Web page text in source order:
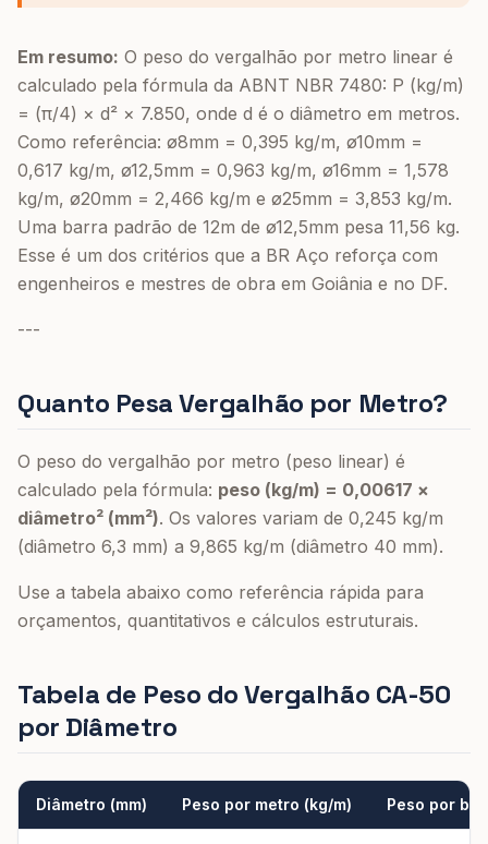
Em resumo: O peso do vergalhão por metro linear é
calculado pela fórmula da ABNT NBR 7480: P (kg/m)
= (π/4) × d² × 7.850, onde d é o diâmetro em metros.
Como referência: ø8mm = 0,395 kg/m, ø10mm =
0,617 kg/m, ø12,5mm = 0,963 kg/m, ø16mm = 1,578
kg/m, ø20mm = 2,466 kg/m e ø25mm = 3,853 kg/m.
Uma barra padrão de 12m de ø12,5mm pesa 11,56 kg.
Esse é um dos critérios que a BR Aço reforça com
engenheiros e mestres de obra em Goiânia e no DF.
---
Quanto Pesa Vergalhão por Metro?
O peso do vergalhão por metro (peso linear) é
calculado pela fórmula: peso (kg/m) = 0,00617 ×
diâmetro² (mm²). Os valores variam de 0,245 kg/m
(diâmetro 6,3 mm) a 9,865 kg/m (diâmetro 40 mm).
Use a tabela abaixo como referência rápida para
orçamentos, quantitativos e cálculos estruturais.
Tabela de Peso do Vergalhão CA-50
por Diâmetro
Diâmetro (mm) Peso por metro (kg/m) Peso por